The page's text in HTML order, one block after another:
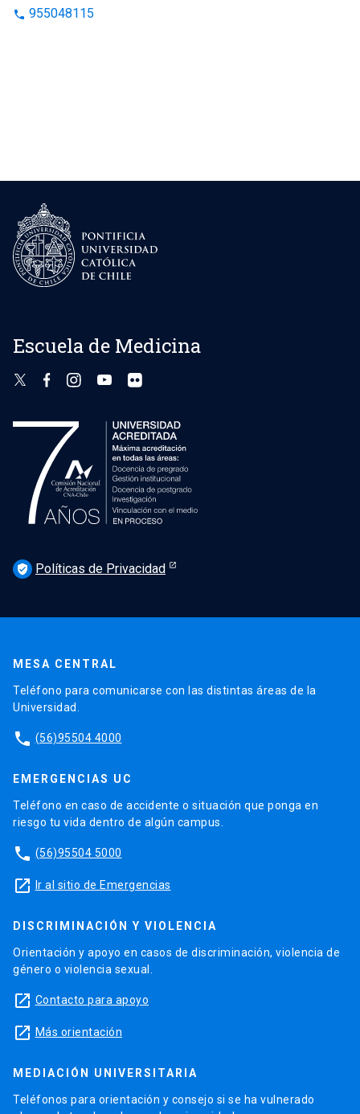
phone 955048115
Escuela de Medicina
verified_user Políticas de Privacidad
MESA CENTRAL
Teléfono para comunicarse con las distintas áreas de la
Universidad.
phone (56)95504 4000
EMERGENCIAS UC
Teléfono en caso de accidente o situación que ponga en
riesgo tu vida dentro de algún campus.
phone (56)95504 5000
launch Ir al sitio de Emergencias
DISCRIMINACIÓN Y VIOLENCIA
Orientación y apoyo en casos de discriminación, violencia de
género o violencia sexual.
launch Contacto para apoyo
launch Más orientación
MEDIACIÓN UNIVERSITARIA
Teléfonos para orientación y consejo si se ha vulnerado